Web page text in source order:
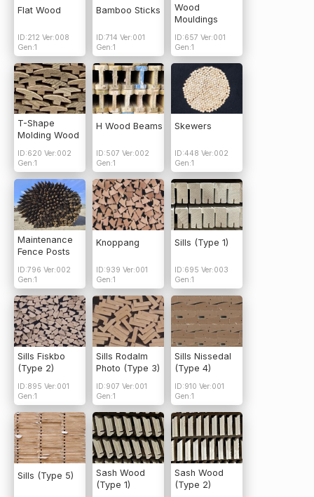
Flat Wood
ID:212 Ver:008
Gen:1
Bamboo Sticks
ID:714 Ver:001
Gen:1
Wood
Mouldings
ID:657 Ver:001
Gen:1
T-Shape
Molding Wood
ID:620 Ver:002
Gen:1
H Wood Beams
ID:507 Ver:002
Gen:1
Skewers
ID:448 Ver:002
Gen:1
Maintenance
Fence Posts
ID:796 Ver:002
Gen:1
Knoppang
ID:939 Ver:001
Gen:1
Sills (Type 1)
ID:695 Ver:003
Gen:1
Sills Fiskbo
(Type 2)
ID:895 Ver:001
Gen:1
Sills Rodalm
Photo (Type 3)
ID:907 Ver:001
Gen:1
Sills Nissedal
(Type 4)
ID:910 Ver:001
Gen:1
Sills (Type 5)
Sash Wood
(Type 1)
Sash Wood
(Type 2)